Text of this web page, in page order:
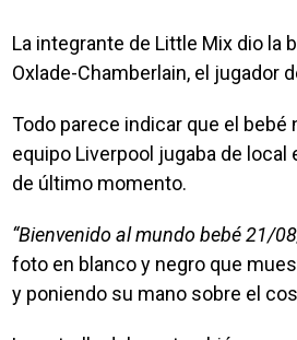
La integrante de Little Mix dio la
Oxlade-Chamberlain, el jugador
Todo parece indicar que el bebé
equipo Liverpool jugaba de
de último momento.
“Bienvenido al mundo bebé 21/
foto en blanco y negro que
y poniendo su mano sobre el